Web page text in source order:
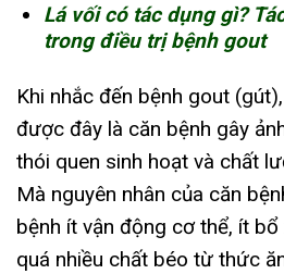
Lá vối có tác dụng gì?
trong điều trị bệnh gout
Khi nhắc đến bệnh gout
được đây là căn bệnh gây
thói quen sinh hoạt và chất
Mà nguyên nhân của căn
bệnh ít vận động cơ thể, ít
quá nhiều chất béo từ thức